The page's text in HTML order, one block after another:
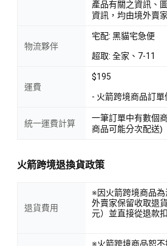
產品有關之資訊、
資訊，均由境外賣家
物流夥伴
宅配: 黑貓宅急便
超取: 全家、7-11
運費
$195
- 火箭跨境商品訂
統一運費計算
一筆訂單中有數個
商品可能分次配送)
火箭跨境退換貨政策
退貨費用
※因火箭跨境商品
外賣家保留收取退
元）並直接從退款
※火箭跨境商品恕不